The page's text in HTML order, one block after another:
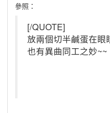
參照：
[/QUOTE]
放兩個切半鹹蛋在眼
也有異曲同工之妙~~